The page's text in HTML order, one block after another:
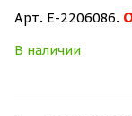
Арт. E-2206086.
В наличии